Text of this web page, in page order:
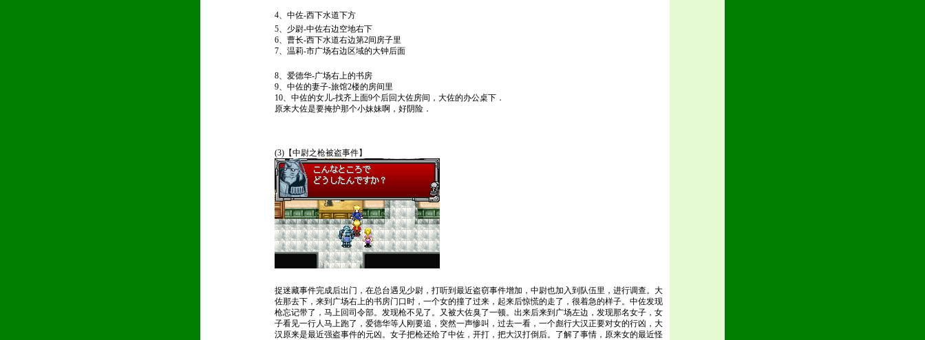
4、中佐-西下水道下方
5、少尉-中佐右边空地右下
6、曹长-西下水道右边第2间房子里
7、温莉-市广场右边区域的大钟后面
8、爱德华-广场右上的书房
9、中佐的妻子-旅馆2楼的房间里
10、中佐的女儿-找齐上面9个后回大佐房间，大佐的办公桌下．
原来大佐是要掩护那个小妹妹啊，好阴险．
(3)【中尉之枪被盗事件】
捉迷藏事件完成后出门，在总台遇见少尉，打听到最近盗窃事件增加，中尉也加入到队伍里，进行调查。大
佐那去下，来到广场右上的书房门口时，一个女的撞了过来，起来后惊慌的走了，很着急的样子。中佐发现
枪忘记带了，马上回司令部。发现枪不见了。又被大佐臭了一顿。出来后来到广场左边，发现那名女子，女
子看见一行人马上跑了，爱德华等人刚要追，突然一声惨叫，过去一看，一个彪行大汉正要对女的行凶，大
汉原来是最近强盗事件的元凶。女子把枪还给了中佐，开打，把大汉打倒后。了解了事情，原来女的最近怪